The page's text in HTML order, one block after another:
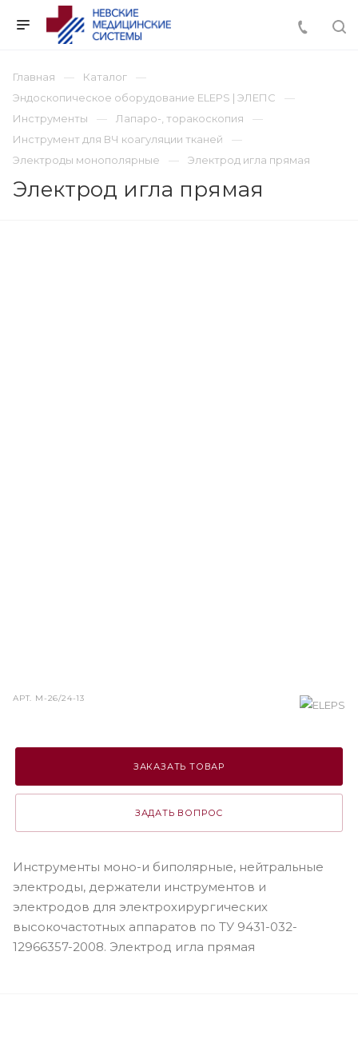
Главная
Каталог
Эндоскопическое оборудование ELEPS | ЭЛЕПС
Инструменты
Лапаро-, торакоскопия
Инструмент для ВЧ коагуляции тканей
Электроды монополярные
Электрод игла прямая
Электрод игла прямая
АРТ. M-26/24-13
ЗАКАЗАТЬ ТОВАР
ЗАДАТЬ ВОПРОС
Инструменты моно-и биполярные, нейтральные
электроды, держатели инструментов и
электродов для электрохирургических
высокочастотных аппаратов по ТУ 9431-032-
12966357-2008. Электрод игла прямая